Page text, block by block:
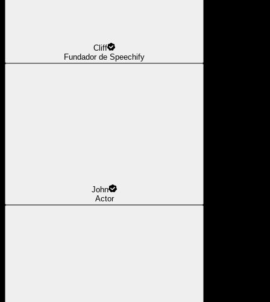
Cliff
Fundador de Speechify
John
Actor